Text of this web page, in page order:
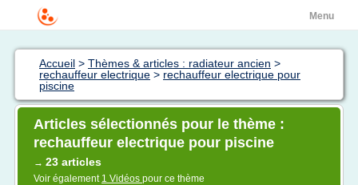
Menu
Accueil > Thèmes & articles : radiateur ancien >
rechauffeur electrique > rechauffeur electrique pour
piscine
Articles sélectionnés pour le thème :
rechauffeur electrique pour piscine
→ 23 articles
Voir également 1 Vidéos pour ce thème